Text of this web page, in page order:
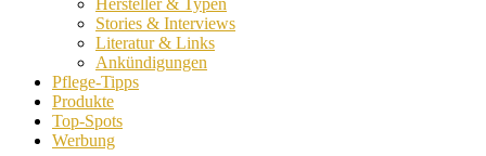
Hersteller & Typen
Stories & Interviews
Literatur & Links
Ankündigungen
Pflege-Tipps
Produkte
Top-Spots
Werbung